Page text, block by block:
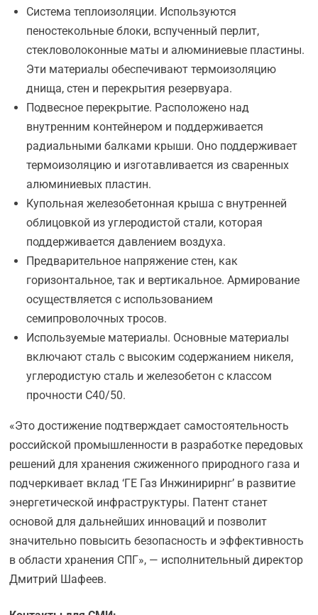
Система теплоизоляции. Используются
пеностекольные блоки, вспученный перлит,
стекловолоконные маты и алюминиевые пластины.
Эти материалы обеспечивают термоизоляцию
днища, стен и перекрытия резервуара.
Подвесное перекрытие. Расположено над
внутренним контейнером и поддерживается
радиальными балками крыши. Оно поддерживает
термоизоляцию и изготавливается из сваренных
алюминиевых пластин.
Купольная железобетонная крыша с внутренней
облицовкой из углеродистой стали, которая
поддерживается давлением воздуха.
Предварительное напряжение стен, как
горизонтальное, так и вертикальное. Армирование
осуществляется с использованием
семипроволочных тросов.
Используемые материалы. Основные материалы
включают сталь с высоким содержанием никеля,
углеродистую сталь и железобетон с классом
прочности C40/50.
«Это достижение подтверждает самостоятельность
российской промышленности в разработке передовых
решений для хранения сжиженного природного газа и
подчеркивает вклад ‘ГЕ Газ Инжинирирнг’ в развитие
энергетической инфраструктуры. Патент станет
основой для дальнейших инноваций и позволит
значительно повысить безопасность и эффективность
в области хранения СПГ», — исполнительный директор
Дмитрий Шафеев.